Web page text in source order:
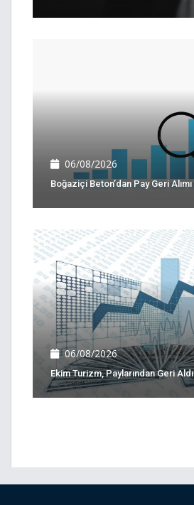
06/08/2026
Boğaziçi Beton’dan Pay Geri Alımı
06/08/2026
Ekim Turizm, Paylarından Geri Aldı